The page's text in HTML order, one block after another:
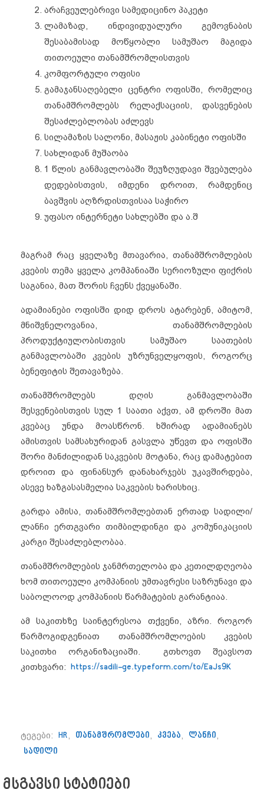
არაჩვეულებრივი სამედიცინო პაკეტი
ლამაზად, ინდივიდუალური გემოვნაბის
შესაბამისად მოწყობლი სამუშაო მაგიდა
თითოეული თანამშრომლისთვის
კომფორტული ოფისი
გამაჯანსაღებელი ცენტრი ოფისში, რომელიც
თანამშრომლებს რელაქსაციის, დასვენების
შესაძლებლობას აძლევს
სილამაზის სალონი, მასაჟის კაბინეტი ოფისში
სახლიდან მუშაობა
1 წლის განმავლობაში შეუზღუდავი შვებულება
დედებისთვის, იმდენი დროით, რამდენიც
ბავშვის აღზრდისთვისაა საჭირო
უფასო ინტერნეტი სახლებში და ა.შ
მაგრამ რაც ყველაზე მთავარია, თანამშრომლების
კვების თემა ყველა კომპანიაში სერიოზული ფიქრის
საგანია, მათ შორის ჩვენს ქვეყანაში.
ადამიანები ოფისში დიდ დროს ატარებენ, ამიტომ,
მნიშვნელოვანია, თანამშრომლების
პროდუქტიულობისთვის სამუშაო საათების
განმავლობაში კვების უზრუნველყოფის, როგორც
ბენეფიტის შეთავაზება.
თანამშრომლებს დღის განმავლობაში
შესვენებისთვის სულ 1 საათი აქვთ, ამ დროში მათ
კვებაც უნდა მოასწრონ. ხშირად ადამიანებს
ამისთვის სამსახურიდან გასვლა უწევთ და ოფისში
შორი მანძილიდან საკვების მოტანა, რაც დამატებით
დროით და ფინანსურ დანახარჯებს უკავშირდება,
ასევე ხაზგასასმელია საკვების ხარისხიც.
გარდა ამისა, თანამშრომლებთან ერთად სადილი/
ლანჩი ერთგვარი თიმბილდინგი და კომუნიკაციის
კარგი შესაძლებლობაა.
თანამშრომლების ჯანმრთელობა და კეთილდღეობა
ხომ თითოეული კომპანიის უმთავრესი საზრუნავი და
საბოლოოდ კომპანიის წარმატების გარანტიაა.
ამ საკითხზე საინტერესოა თქვენი, აზრი. როგორ
წარმოგიდგენიათ თანამშრომლოების კვების
საკითხი ორგანიზაციაში. გთხოვთ შეავსოთ
კითხვარი: https://sadili-ge.typeform.com/to/EaJs9K
ტეგები: HR, თანამშრომლები, კვება, ლანჩი,
სადილი
მსგავსი სტატიები